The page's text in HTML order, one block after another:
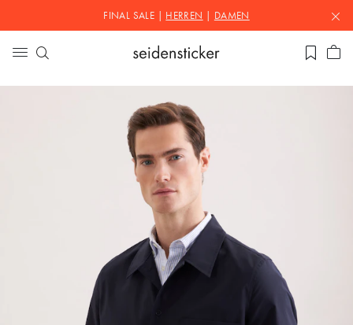
FINAL SALE | HERREN DAMEN